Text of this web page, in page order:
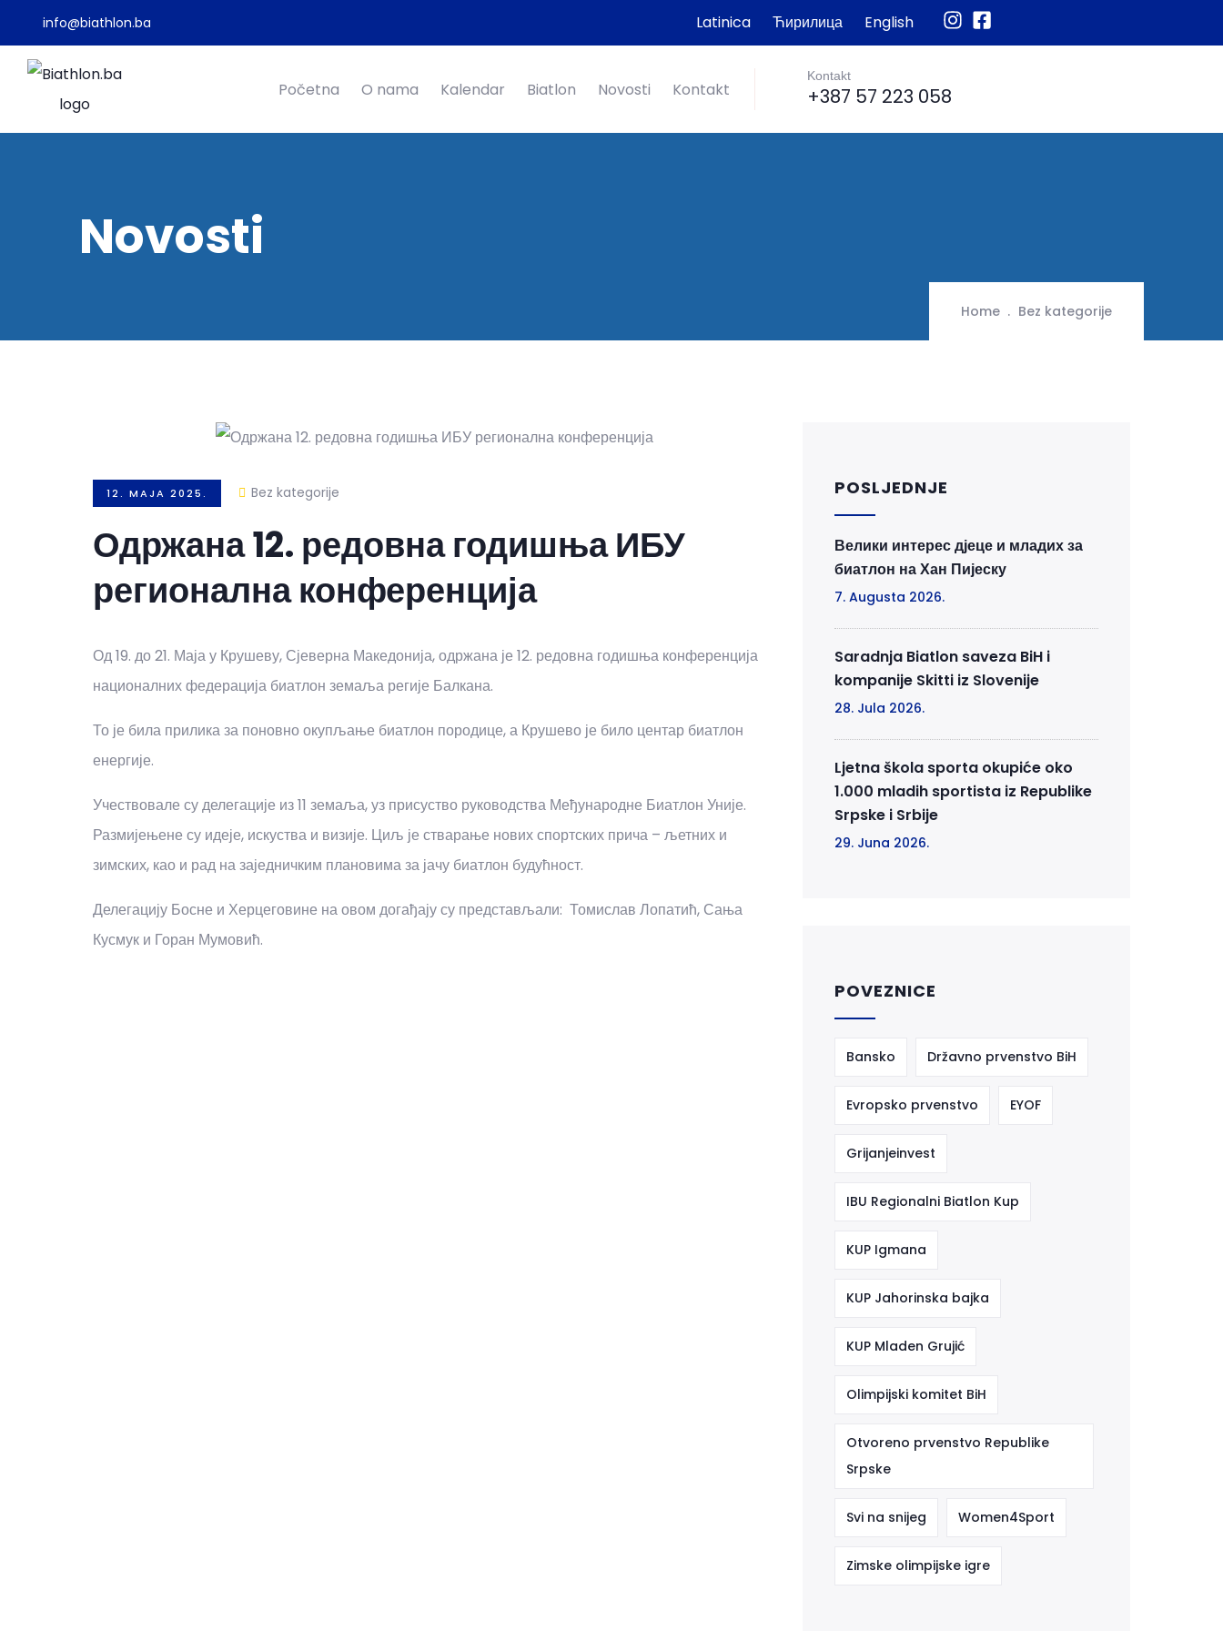
info@biathlon.ba Latinica Ћирилица English
Početna O nama Kalendar Biatlon Novosti Kontakt
Kontakt
+387 57 223 058
Novosti
Home Bez kategorije
12. MAJA 2025. Bez kategorije
Одржана 12. редовна годишња ИБУ
регионална конференција
Од 19. до 21. Маја у Крушеву, Сјеверна Македонија, одржана је 12. редовна годишња конференција
националних федерација биатлон земаља регије Балкана.
То је била прилика за поновно окупљање биатлон породице, а Крушево је било центар биатлон
енергије.
Учествовале су делегације из 11 земаља, уз присуство руководства Међународне Биатлон Уније.
Размијењене су идеје, искуства и визије. Циљ је стварање нових спортских прича – љетних и
зимских, као и рад на заједничким плановима за јачу биатлон будућност.
Делегацију Босне и Херцеговине на овом догађају су представљали: Томислав Лопатић, Сања
Кусмук и Горан Мумовић.
POSLJEDNJE
Велики интерес дјеце и младих за
биатлон на Хан Пијеску
7. Augusta 2026.
Saradnja Biatlon saveza BiH i
kompanije Skitti iz Slovenije
28. Jula 2026.
Ljetna škola sporta okupiće oko
1.000 mladih sportista iz Republike
Srpske i Srbije
29. Juna 2026.
POVEZNICE
Bansko Državno prvenstvo BiH
Evropsko prvenstvo EYOF
Grijanjeinvest
IBU Regionalni Biatlon Kup
KUP Igmana
KUP Jahorinska bajka
KUP Mladen Grujić
Olimpijski komitet BiH
Otvoreno prvenstvo Republike
Srpske
Svi na snijeg Women4Sport
Zimske olimpijske igre